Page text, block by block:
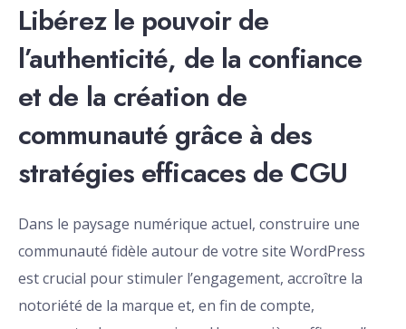
Libérez le pouvoir de
l’authenticité, de la confiance
et de la création de
communauté grâce à des
stratégies efficaces de CGU
Dans le paysage numérique actuel, construire une
communauté fidèle autour de votre site WordPress
est crucial pour stimuler l’engagement, accroître la
notoriété de la marque et, en fin de compte,